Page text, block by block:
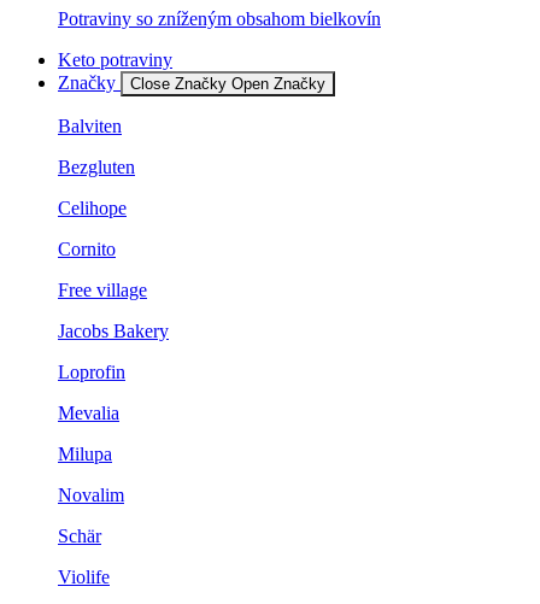
Potraviny so zníženým obsahom bielkovín
Keto potraviny
Značky
Close Značky Open Značky
Balviten
Bezgluten
Celihope
Cornito
Free village
Jacobs Bakery
Loprofin
Mevalia
Milupa
Novalim
Schär
Violife